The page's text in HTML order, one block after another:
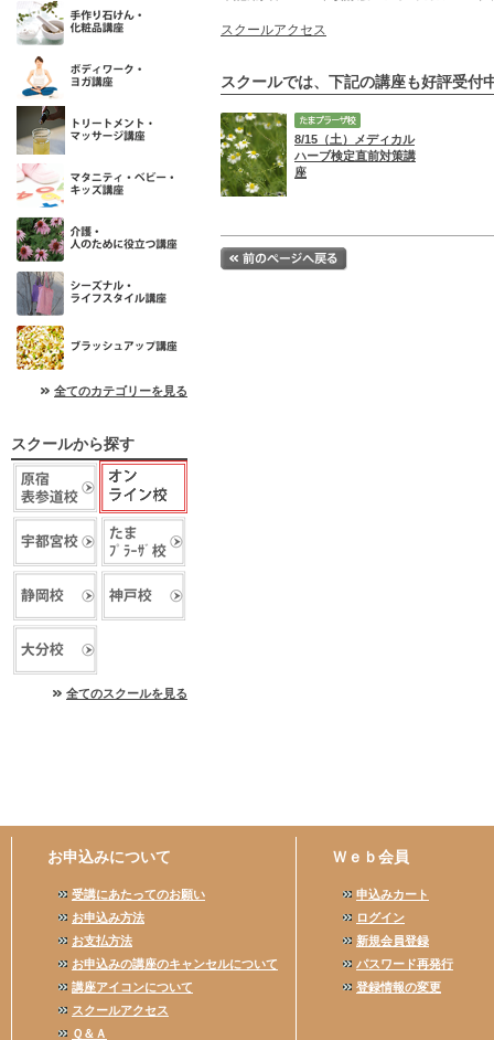
全てのカテゴリーを見る
スクールから探す
全てのスクールを見る
スクールアクセス
スクールでは、下記の講座も好評受付
8/15（土）メディカル
ハーブ検定直前対策講
座
お申込みについて
受講にあたってのお願い
お申込み方法
お支払方法
お申込みの講座のキャンセルについて
講座アイコンについて
スクールアクセス
Ｑ＆Ａ
Ｗｅｂ会員
申込みカート
ログイン
新規会員登録
パスワード再発行
登録情報の変更